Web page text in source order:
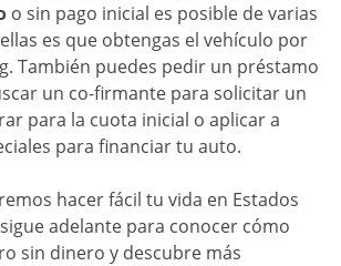
o sin pago inicial es posible de varias
es que obtengas el vehículo por
También puedes pedir un préstamo
un co-firmante para solicitar un
para la cuota inicial o aplicar a
para financiar tu auto.
hacer fácil tu vida en Estados
adelante para conocer cómo
sin dinero y descubre más